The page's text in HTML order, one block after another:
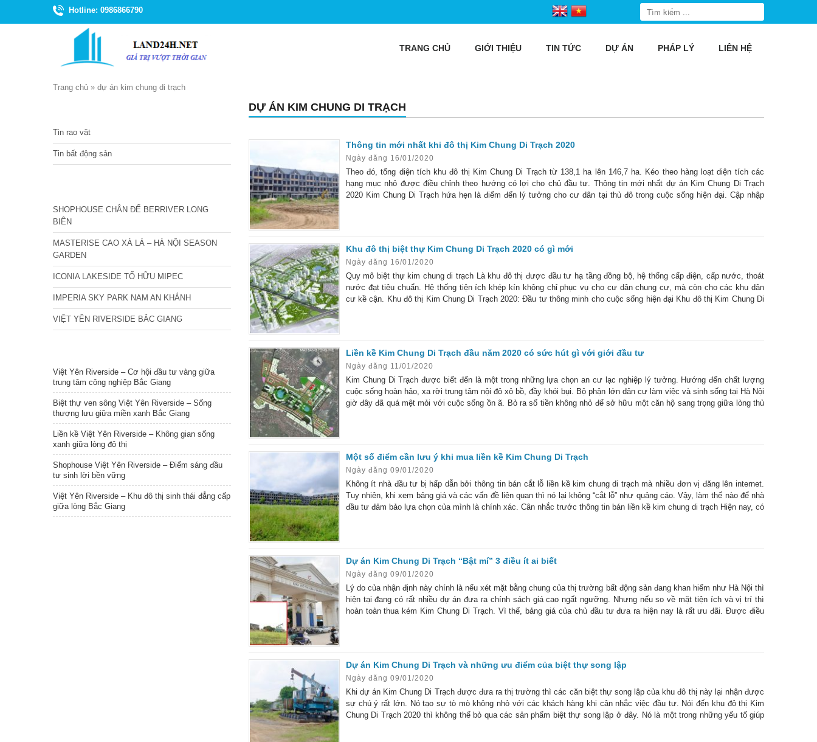
Hotline: 0986866790
TRANG CHỦ GIỚI THIỆU TIN TỨC DỰ ÁN PHÁP LÝ LIÊN HỆ
Trang chủ » dự án kim chung di trạch
DỰ ÁN KIM CHUNG DI TRẠCH
Thông tin mới nhất khi đô thị Kim Chung Di Trạch 2020
Ngày đăng 16/01/2020
Theo đó, tổng diện tích khu đô thị Kim Chung Di Trạch từ 138,1 ha lên 146,7 ha. Kéo theo hàng loạt diện tích các
hạng mục nhỏ được điều chỉnh theo hướng có lợi cho chủ đầu tư. Thông tin mới nhất dự án Kim Chung Di Trạch
2020 Kim Chung Di Trạch hứa hẹn là điểm đến lý tưởng cho cư dân tại thủ đô trong cuộc sống hiện đại. Cập nhập
Khu đô thị biệt thự Kim Chung Di Trạch 2020 có gì mới
Ngày đăng 16/01/2020
Quy mô biệt thự kim chung di trạch Là khu đô thị được đầu tư hạ tầng đồng bộ, hệ thống cấp điện, cấp nước, thoát
nước đạt tiêu chuẩn. Hệ thống tiện ích khép kín không chỉ phục vụ cho cư dân chung cư, mà còn cho các khu dân
cư kề cận. Khu đô thị Kim Chung Di Trạch 2020: Đầu tư thông minh cho cuộc sống hiện đại Khu đô thị Kim Chung Di
Liền kề Kim Chung Di Trạch đầu năm 2020 có sức hút gì với giới đầu tư
Ngày đăng 11/01/2020
Kim Chung Di Trạch được biết đến là một trong những lựa chọn an cư lạc nghiệp lý tưởng. Hướng đến chất lượng
cuộc sống hoàn hảo, xa rời trung tâm nội đô xô bồ, đầy khói bụi. Bộ phận lớn dân cư làm việc và sinh sống tại Hà Nội
giờ đây đã quá mệt mỏi với cuộc sống ồn ã. Bỏ ra số tiền không nhỏ để sở hữu một căn hộ sang trọng giữa lòng thủ
Một số điểm cần lưu ý khi mua liền kề Kim Chung Di Trạch
Ngày đăng 09/01/2020
Không ít nhà đầu tư bị hấp dẫn bởi thông tin bán cắt lỗ liền kề kim chung di trạch mà nhiều đơn vị đăng lên internet.
Tuy nhiên, khi xem bảng giá và các vấn đề liên quan thì nó lại không “cắt lỗ” như quảng cáo. Vậy, làm thế nào để nhà
đầu tư đảm bảo lựa chọn của mình là chính xác. Cân nhắc trước thông tin bán liền kề kim chung di trạch Hiện nay, có
Dự án Kim Chung Di Trạch “Bật mí” 3 điều ít ai biết
Ngày đăng 09/01/2020
Lý do của nhận định này chính là nếu xét mặt bằng chung của thị trường bất động sản đang khan hiếm như Hà Nội thì
hiện tại đang có rất nhiều dự án đưa ra chính sách giá cao ngất ngưỡng. Nhưng nếu so về mặt tiện ích và vị trí thì
hoàn toàn thua kém Kim Chung Di Trạch. Vì thế, bảng giá của chủ đầu tư đưa ra hiện nay là rất ưu đãi. Được điều
Dự án Kim Chung Di Trạch và những ưu điểm của biệt thự song lập
Ngày đăng 09/01/2020
Khi dự án Kim Chung Di Trạch được đưa ra thị trường thì các căn biệt thự song lập của khu đô thị này lại nhận được
sự chú ý rất lớn. Nó tạo sự tò mò không nhỏ với các khách hàng khi cân nhắc việc đầu tư. Nói đến khu đô thị Kim
Chung Di Trạch 2020 thì không thể bỏ qua các sản phẩm biệt thự song lập ở đây. Nó là một trong những yếu tố giúp
Tin rao vặt
Tin bất động sản
SHOPHOUSE CHÂN ĐẾ BERRIVER LONG
BIÊN
MASTERISE CAO XÀ LÁ – HÀ NỘI SEASON
GARDEN
ICONIA LAKESIDE TỐ HỮU MIPEC
IMPERIA SKY PARK NAM AN KHÁNH
VIỆT YÊN RIVERSIDE BẮC GIANG
Việt Yên Riverside – Cơ hội đầu tư vàng giữa
trung tâm công nghiệp Bắc Giang
Biệt thự ven sông Việt Yên Riverside – Sống
thượng lưu giữa miền xanh Bắc Giang
Liền kề Việt Yên Riverside – Không gian sống
xanh giữa lòng đô thị
Shophouse Việt Yên Riverside – Điểm sáng đầu
tư sinh lời bền vững
Việt Yên Riverside – Khu đô thị sinh thái đẳng cấp
giữa lòng Bắc Giang